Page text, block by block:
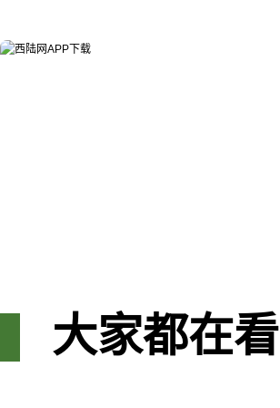
大家都在看